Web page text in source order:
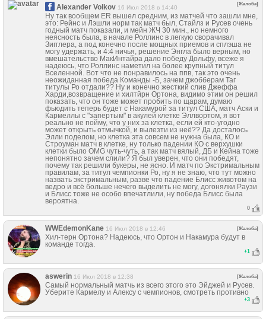
Alexander Volkov 16 Июл 2018 в 14:40
[Жалоба]
Ну так вообщем ER вышел средним, из матчей что зашли мне,
это: Рейнс и Лэшли норм так матч был, Стайлз и Русев очень
годный матч показали, и мейн ЖЧ 30 мин., но немного
неясность была, в начале Роллинс в легкую сворачивал
Зигглера, а под конечно после мощных приемов и сплэша не
могу удержать, и 4:4 ничья, решение Энгла было верным, но
вмешательство МакИнтайра дало победу Дольфу, всеже я
надеюсь, что Роллинс наметил на более крупный титул
Вселенной. Вот что не понравилось на ппв, так это очень
неожиданная победа Команды -Б, зачем джобберам Таг
титулы Ро отдали?? Ну и конечно жесткий слив Джеффа
Харди,возвращение и хилтйрн Ортона, видимо этим он решил
показать, что он тоже может пробить по щарам, думаю
фьюдить теперь будет с Накамурой за титул США, матч Аски и
Кармеллы с "запертым" в акулей клетке Эллвортом, я вот
реально не пойму, что у них за клетка, если ей кто-угодно
может открыть отмычкой, и вылезти из неё?? Да досталось
Элли поделом, но клетка эта совсем не нужна была, КО и
Строуман матч в клетке, ну только падении КО с верхушки
клетки было OMG чуть-чуть, а так матч вялый, ДБ и Кейна тоже
непонятно зачем слили? Я был уверен, что они победят,
почему так решили букеры, не ясно. И матч по Экстримальным
правилам, за титул чемпионки Ро, ну я не знаю, что тут можно
назвать экстримальным, разве что падение Блисс животом на
ведро и всё больше нечего выделить не могу, догонялки Раузи
и Блисс тоже не особо впечатлили, ну победа Блисс была
вероятна.
0
WWEdemonKane 16 Июл 2018 в 12:46 [Жалоба]
Хил-терн Ортона? Надеюсь, что Ортон и Накамура будут в
команде тогда.
+1
aswerin 16 Июл 2018 в 12:38 [Жалоба]
Самый нормальный матчь из всего этого это Эйджей и Русев.
Уберите Кармелу и Алексу с чемпионов, смотреть противно
+3